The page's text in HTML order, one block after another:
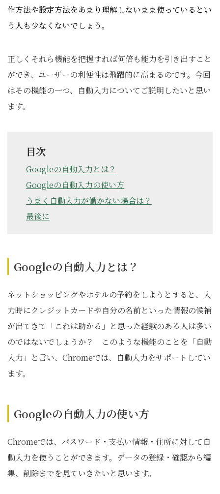
作方法や設定方法をあまり理解しないまま使っているとい
う人も少なくないでしょう。
正しくそれら機能を把握すれば何倍も能力を引き出すこと
ができ、ユーザーの利便性は飛躍的に高まるのです。今回
はその機能の一つ、自動入力についてご説明したいと思い
ます。
目次
Googleの自動入力とは？
Googleの自動入力の使い方
うまく自動入力が働かない場合は？
最後に
Googleの自動入力とは？
ネットショッピングやホテルの予約をしようとすると、入
力時にクレジットカードや自分の名前といった情報の候補
が出てきて「これは助かる」と思った経験のある人は多い
のではないでしょうか？ このような機能のことを「自動
入力」と言い、Chromeでは、自動入力をサポートしてい
ます。
Googleの自動入力の使い方
Chromeでは、パスワード・支払い情報・住所に対して自
動入力を使うことができます。データの登録・確認から編
集、削除までを見ていきたいと思います。